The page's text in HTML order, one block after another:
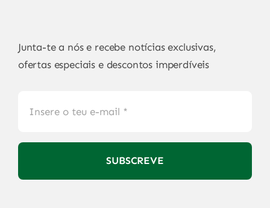
Junta-te a nós e recebe notícias exclusivas,
ofertas especiais e descontos imperdíveis
SUBSCREVE